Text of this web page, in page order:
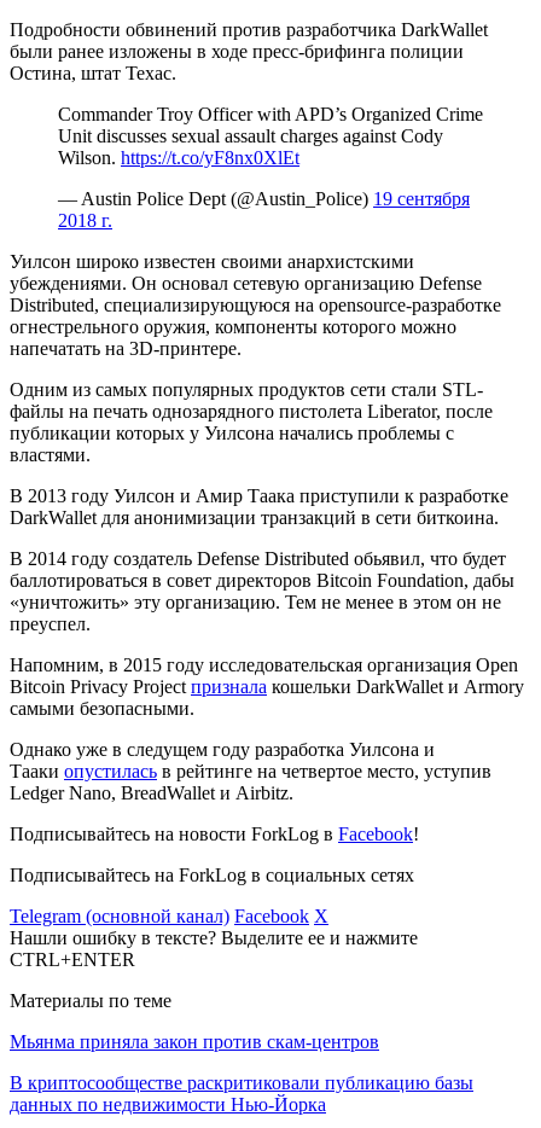
Подробности обвинений против разработчика DarkWallet
были ранее изложены в ходе пресс-брифинга полиции
Остина, штат Техас.
Commander Troy Officer with APD’s Organized Crime
Unit discusses sexual assault charges against Cody
Wilson. https://t.co/yF8nx0XlEt
— Austin Police Dept (@Austin_Police) 19 сентября
2018 г.
Уилсон широко известен своими анархистскими
убеждениями. Он основал сетевую организацию Defense
Distributed, специализирующуюся на opensource-разработке
огнестрельного оружия, компоненты которого можно
напечатать на 3D-принтере.
Одним из самых популярных продуктов сети стали STL-
файлы на печать однозарядного пистолета Liberator, после
публикации которых у Уилсона начались проблемы с
властями.
В 2013 году Уилсон и Амир Таака приступили к разработке
DarkWallet для анонимизации транзакций в сети биткоина.
В 2014 году создатель Defense Distributed обьявил, что будет
баллотироваться в совет директоров Bitcoin Foundation, дабы
«уничтожить» эту организацию. Тем не менее в этом он не
преуспел.
Напомним, в 2015 году исследовательская организация Open
Bitcoin Privacy Project признала кошельки DarkWallet и Armory
самыми безопасными.
Однако уже в следущем году разработка Уилсона и
Тааки опустилась в рейтинге на четвертое место, уступив
Ledger Nano, BreadWallet и Airbitz.
Подписывайтесь на новости ForkLog в Facebook!
Подписывайтесь на ForkLog в социальных сетях
Telegram (основной канал) Facebook X
Нашли ошибку в тексте? Выделите ее и нажмите
CTRL+ENTER
Материалы по теме
Мьянма приняла закон против скам-центров
В криптосообществе раскритиковали публикацию базы
данных по недвижимости Нью-Йорка